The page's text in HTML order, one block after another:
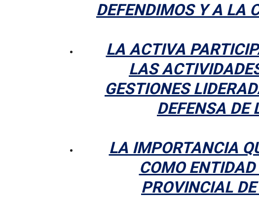
DEFENDIMOS Y A LA
LA ACTIVA
LAS
GESTIONES
DEFENSA DE
LA IMPORTANCIA
COMO
PROVINCIAL